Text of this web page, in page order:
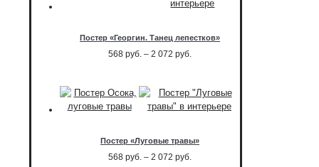
Постер «Георгин. Танец лепестков»
568 руб. – 2 072 руб.
руб.
–
Постер «Луговые травы»
568 руб. – 2 072 руб.